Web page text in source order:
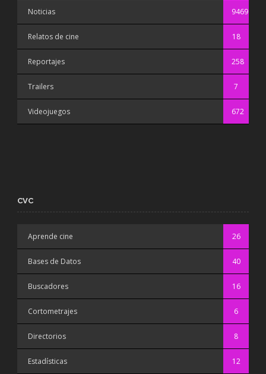
Noticias 9469
Relatos de cine 18
Reportajes 258
Trailers 7
Videojuegos 672
CVC
Aprende cine 26
Bases de Datos 40
Buscadores 16
Cortometrajes 6
Directorios 8
Estadísticas 12